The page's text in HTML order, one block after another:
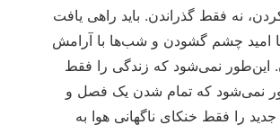
نه فقط گذراندن. باید راهی یافت
امید چشم گشودن و شب‌ها با آرامش
این‌طور نمی‌شود که زندگی را فقط
نمی‌شود که تمام شدن یک فصل و
را فقط خنکای ناگهانی هوا به